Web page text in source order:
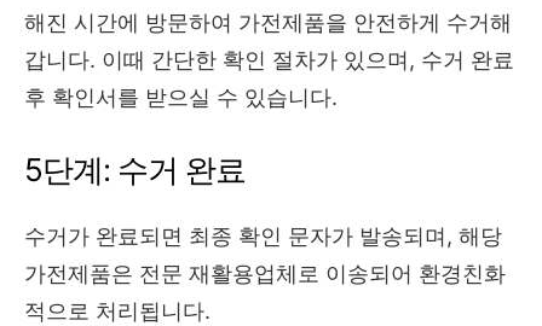
해진 시간에 방문하여 가전제품을 안전하게 수거해
갑니다. 이때 간단한 확인 절차가 있으며, 수거 완료
후 확인서를 받으실 수 있습니다.
5단계: 수거 완료
수거가 완료되면 최종 확인 문자가 발송되며, 해당
가전제품은 전문 재활용업체로 이송되어 환경친화
적으로 처리됩니다.